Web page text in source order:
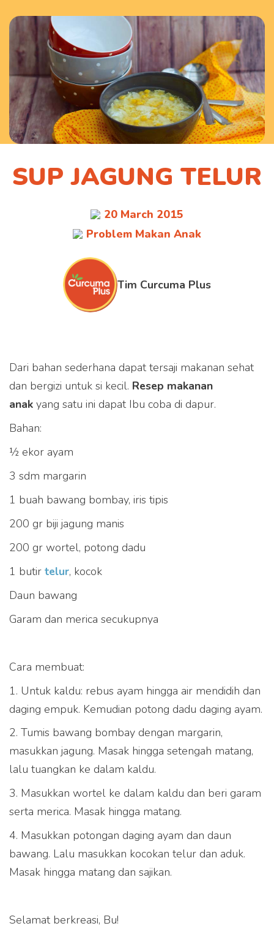
SUP JAGUNG TELUR
20 March 2015
Problem Makan Anak
Tim Curcuma Plus
Dari bahan sederhana dapat tersaji makanan sehat
dan bergizi untuk si kecil. Resep makanan
anak yang satu ini dapat Ibu coba di dapur.
Bahan:
½ ekor ayam
3 sdm margarin
1 buah bawang bombay, iris tipis
200 gr biji jagung manis
200 gr wortel, potong dadu
1 butir telur, kocok
Daun bawang
Garam dan merica secukupnya
Cara membuat:
1. Untuk kaldu: rebus ayam hingga air mendidih dan
daging empuk. Kemudian potong dadu daging ayam.
2. Tumis bawang bombay dengan margarin,
masukkan jagung. Masak hingga setengah matang,
lalu tuangkan ke dalam kaldu.
3. Masukkan wortel ke dalam kaldu dan beri garam
serta merica. Masak hingga matang.
4. Masukkan potongan daging ayam dan daun
bawang. Lalu masukkan kocokan telur dan aduk.
Masak hingga matang dan sajikan.
Selamat berkreasi, Bu!